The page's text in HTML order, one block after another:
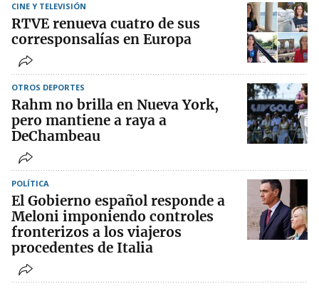
CINE Y TELEVISIÓN
RTVE renueva cuatro de sus
corresponsalías en Europa
OTROS DEPORTES
Rahm no brilla en Nueva York,
pero mantiene a raya a
DeChambeau
POLÍTICA
El Gobierno español responde a
Meloni imponiendo controles
fronterizos a los viajeros
procedentes de Italia